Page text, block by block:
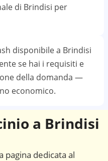
di Brindisi per
disponibile a Brindisi
se hai i requisiti e
della domanda —
economico.
a Brindisi
pagina dedicata al